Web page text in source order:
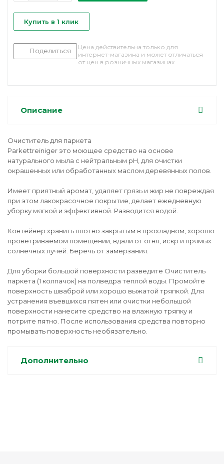
Купить в 1 клик
Поделиться
Цена действительна только для
интернет-магазина и может отличаться
от цен в розничных магазинах
Описание
Очиститель для паркета
Parkettreiniger это моющее средство на основе
натурального мыла с нейтральным pH, для очистки
окрашенных или обработанных маслом деревянных полов.
Имеет приятный аромат, удаляет грязь и жир не повреждая
при этом лакокрасочное покрытие, делает ежедневную
уборку мягкой и эффективной. Разводится водой.
Контейнер хранить плотно закрытым в прохладном, хорошо
проветриваемом помещении, вдали от огня, искр и прямых
солнечных лучей. Беречь от замерзания.
Для уборки большой поверхности разведите Очиститель
паркета (1 колпачок) на полведра теплой воды. Промойте
поверхность шваброй или хорошо выжатой тряпкой. Для
устранения въевшихся пятен или очистки небольшой
поверхности нанесите средство на влажную тряпку и
потрите пятно. После использования средства повторно
промывать поверхность необязательно.
Дополнительно